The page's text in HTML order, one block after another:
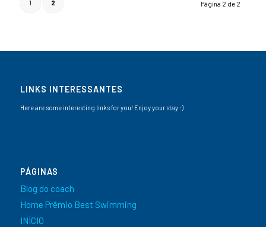
Página 2 de 2
1 2
LINKS INTERESSANTES
Here are some interesting links for you! Enjoy your stay :)
PÁGINAS
Blog do coach
Home Prêmio Best Swimming
INÍCIO